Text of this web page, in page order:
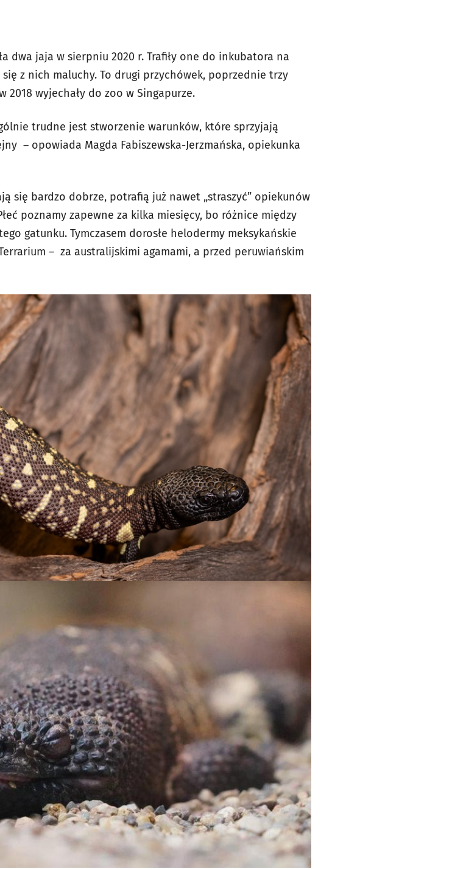
dwa jaja w sierpniu 2020 r. Trafiły one do inkubatora na
z nich maluchy. To drugi przychówek, poprzednie trzy
2018 wyjechały do zoo w Singapurze.
trudne jest stworzenie warunków, które sprzyjają
– opowiada Magda Fabiszewska-Jerzmańska, opiekunka
się bardzo dobrze, potrafią już nawet „straszyć” opiekunów
poznamy zapewne za kilka miesięcy, bo różnice między
gatunku. Tymczasem dorosłe helodermy meksykańskie
– za australijskimi agamami, a przed peruwiańskim